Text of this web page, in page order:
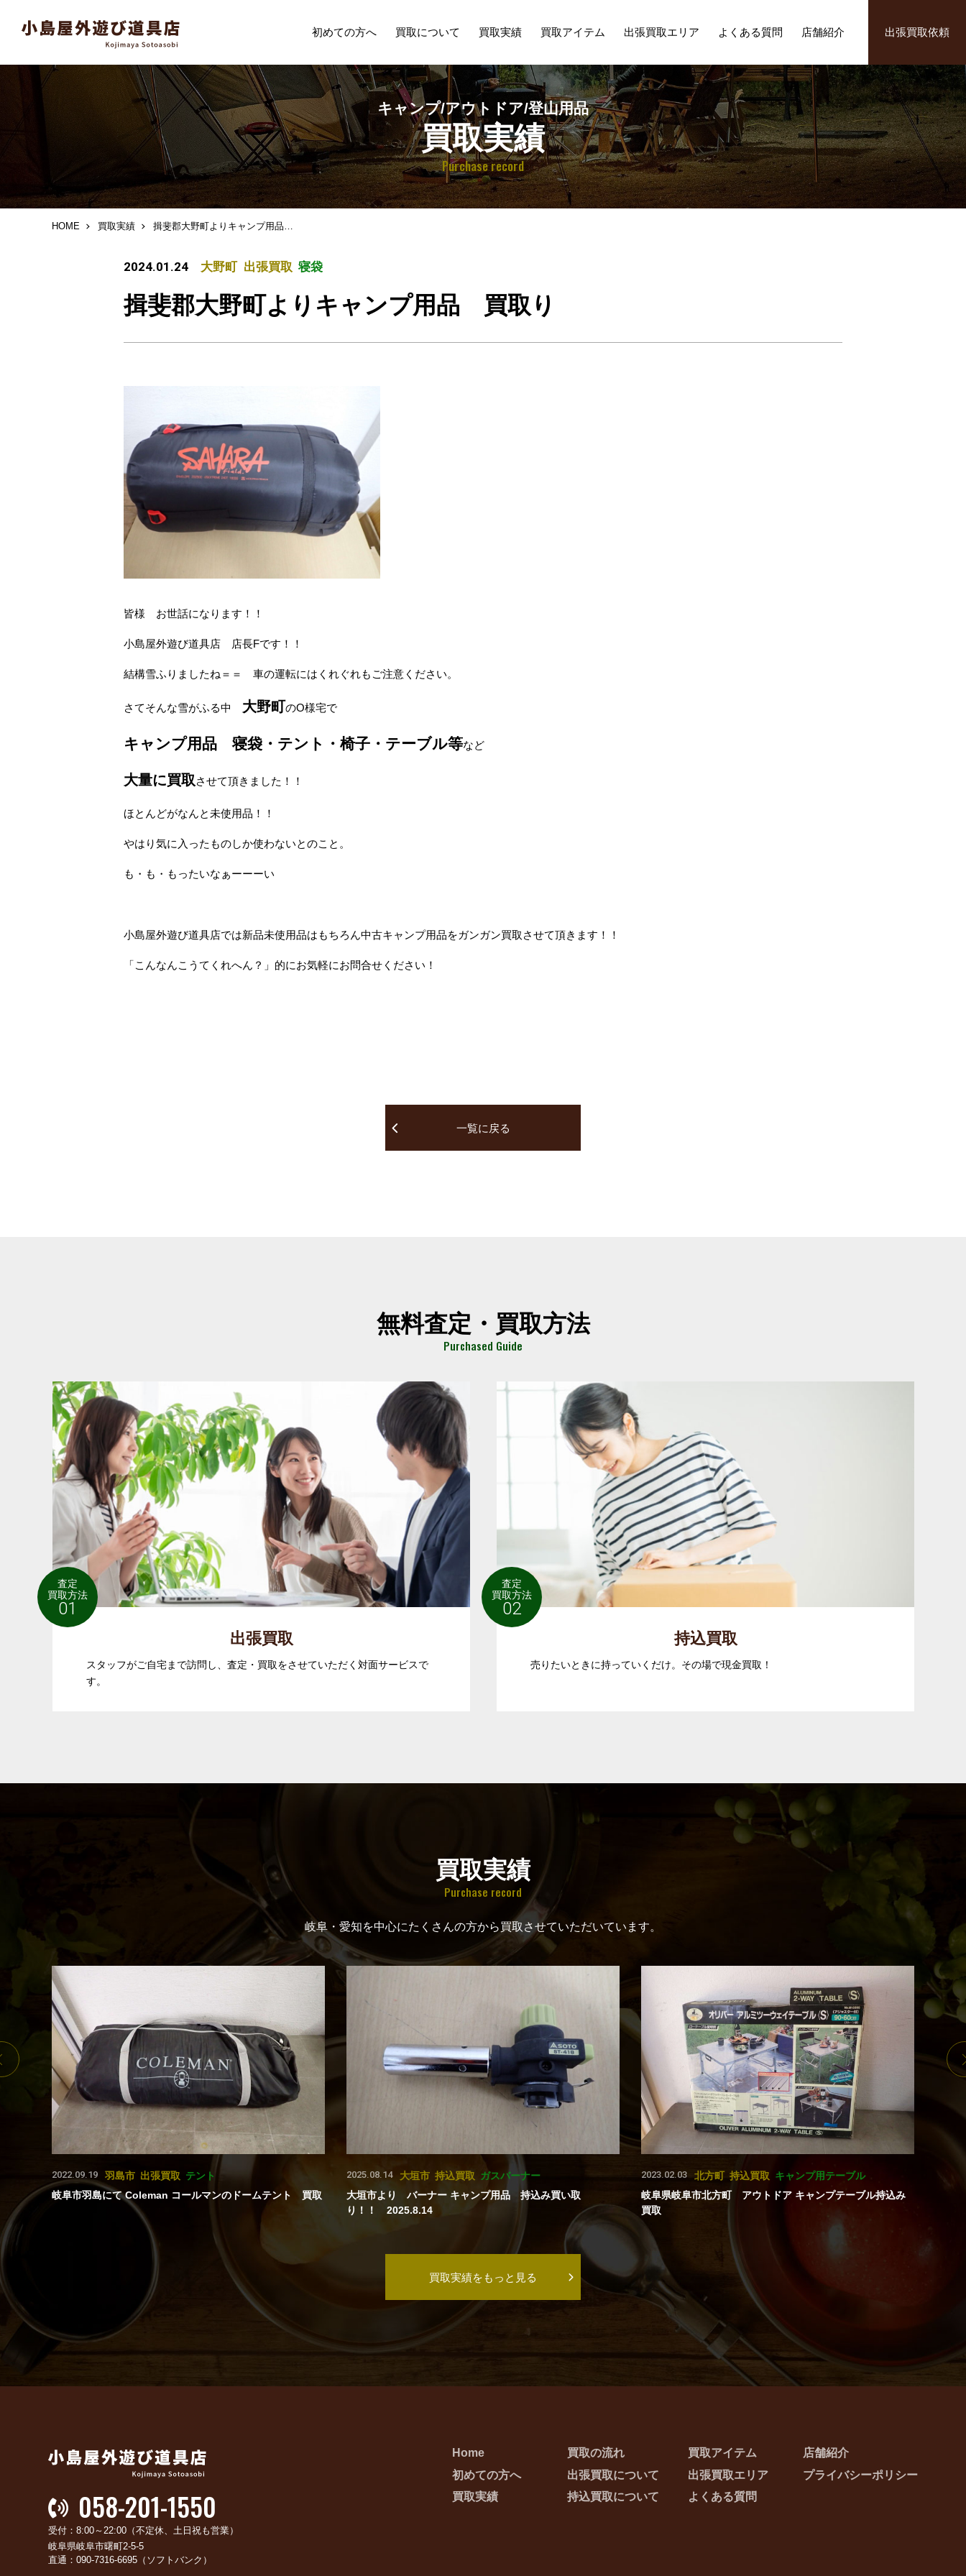
初めての方へ 買取について 買取実績 買取アイテム 出張買取エリア よくある質問 店舗紹介 出張買取依頼
キャンプ/アウトドア/登山用品
買取実績
Purchase record
HOME 買取実績 揖斐郡大野町よりキャンプ用品 買取り
2024.01.24 大野町 出張買取 寝袋
揖斐郡大野町よりキャンプ用品 買取り
皆様 お世話になります！！
小島屋外遊び道具店 店長Fです！！
結構雪ふりましたね＝＝ 車の運転にはくれぐれもご注意ください。
さてそんな雪がふる中 大野町のO様宅で
キャンプ用品 寝袋・テント・椅子・テーブル等など
大量に買取 させて頂きました！！
ほとんどがなんと未使用品！！
やはり気に入ったものしか使わないとのこと。
も・も・もったいなぁーーーい
小島屋外遊び道具店では新品未使用品はもちろん中古キャンプ用品をガンガン買取させて頂きます！！
「こんなんこうてくれへん？」的にお気軽にお問合せください！
一覧に戻る
無料査定・買取方法
Purchased Guide
査定
買取方法
01
出張買取
スタッフがご自宅まで訪問し、査定・買取をさせていただく対面サービスで
す。
査定
買取方法
02
持込買取
売りたいときに持っていくだけ。その場で現金買取！
買取実績
Purchase record
岐阜・愛知を中心にたくさんの方から買取させていただいています。
2022.09.19 羽島市 出張買取 テント
岐阜市羽島にて Coleman コールマンのドームテント 買取
2025.08.14 大垣市 持込買取
ガスバーナー
大垣市より バーナー キャンプ用品 持込み買い取
り！！ 2025.8.14
2023.02.03 北方町 持込買取 キャンプ用テーブル
岐阜県岐阜市北方町 アウトドア キャンプテーブル持込み
買取
買取実績をもっと見る
058-201-1550
受付：8:00～22:00（不定休、土日祝も営業）
岐阜県岐阜市曙町2-5-5
直通：090-7316-6695（ソフトバンク）
Home
初めての方へ
買取実績
買取の流れ
出張買取について
持込買取について
買取アイテム
出張買取エリア
よくある質問
店舗紹介
プライバシーポリシー